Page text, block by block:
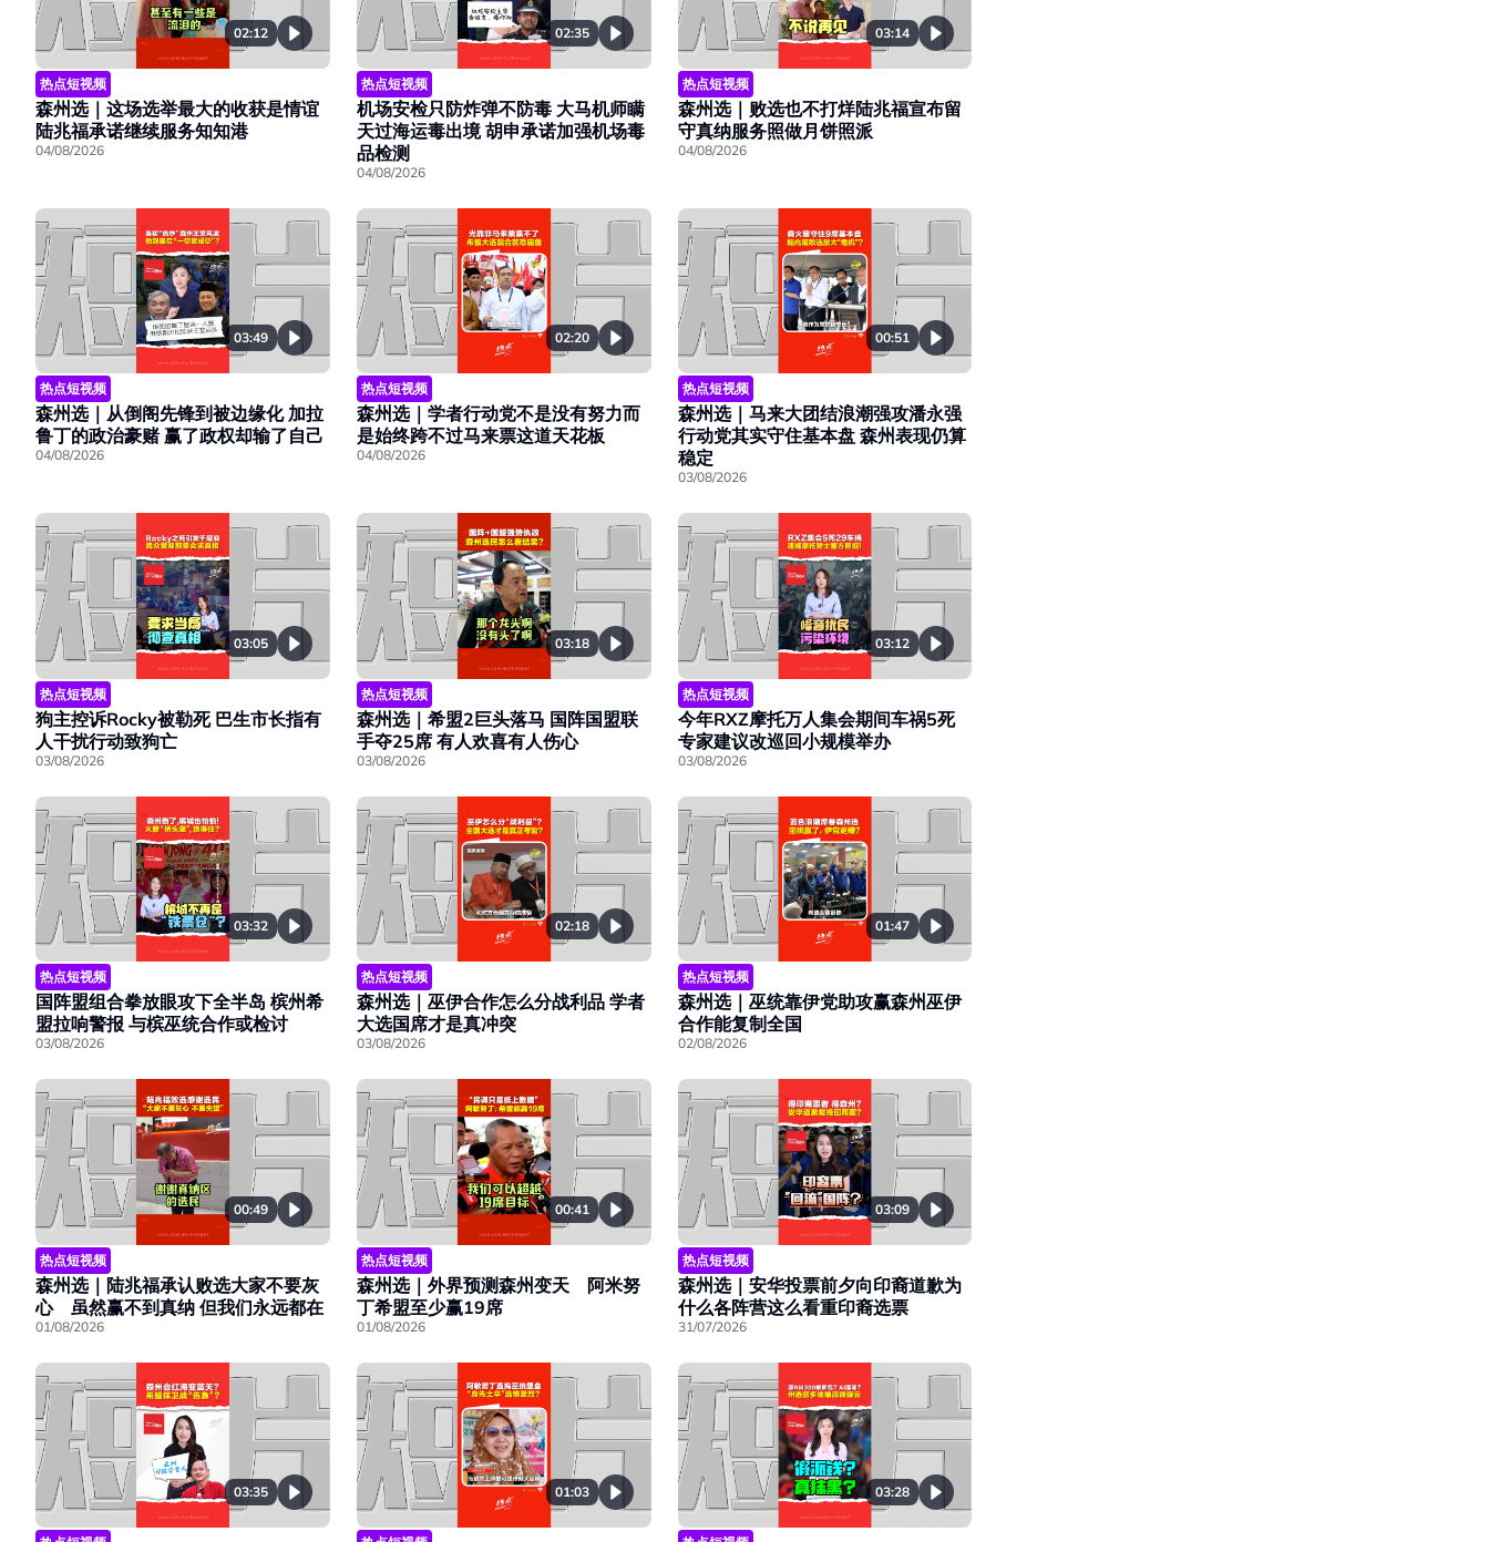
02:12
热点短视频
森州选｜这场选举最大的收获是情谊
陆兆福承诺继续服务知知港
04/08/2026
02:35
热点短视频
机场安检只防炸弹不防毒 大马机师瞒
天过海运毒出境 胡申承诺加强机场毒
品检测
04/08/2026
03:14
热点短视频
森州选｜败选也不打烊陆兆福宣布留
守真纳服务照做月饼照派
04/08/2026
03:49
热点短视频
森州选｜从倒阁先锋到被边缘化 加拉
鲁丁的政治豪赌 赢了政权却输了自己
04/08/2026
02:20
热点短视频
森州选｜学者行动党不是没有努力而
是始终跨不过马来票这道天花板
04/08/2026
00:51
热点短视频
森州选｜马来大团结浪潮强攻潘永强
行动党其实守住基本盘 森州表现仍算
稳定
03/08/2026
03:05
热点短视频
狗主控诉Rocky被勒死 巴生市长指有
人干扰行动致狗亡
03/08/2026
03:18
热点短视频
森州选｜希盟2巨头落马 国阵国盟联
手夺25席 有人欢喜有人伤心
03/08/2026
03:12
热点短视频
今年RXZ摩托万人集会期间车祸5死
专家建议改巡回小规模举办
03/08/2026
03:32
热点短视频
国阵盟组合拳放眼攻下全半岛 槟州希
盟拉响警报 与槟巫统合作或检讨
03/08/2026
02:18
热点短视频
森州选｜巫伊合作怎么分战利品 学者
大选国席才是真冲突
03/08/2026
01:47
热点短视频
森州选｜巫统靠伊党助攻赢森州巫伊
合作能复制全国
02/08/2026
00:49
热点短视频
森州选｜陆兆福承认败选大家不要灰
心 虽然赢不到真纳 但我们永远都在
01/08/2026
00:41
热点短视频
森州选｜外界预测森州变天 阿米努
丁希盟至少赢19席
01/08/2026
03:09
热点短视频
森州选｜安华投票前夕向印裔道歉为
什么各阵营这么看重印裔选票
31/07/2026
03:35 01:03 03:28